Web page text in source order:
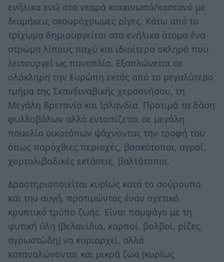
ενήλικα ενώ στα νεαρά κοκκινωπό/καστανό με
διαμήκεις σκουρόχρωμες ρίγες. Κάτω από το
τρίχωμα δημιουργείται στα ενήλικα άτομα ένα
στρώμα λίπους παχύ και ιδιαίτερα σκληρό που
λειτουργεί ως πανοπλία. Εξαπλώνεται σε
ολόκληρη την Ευρώπη εκτός από το μεγαλύτερο
τμήμα της Σκανδιναβικής χερσονήσου, τη
Μεγάλη Βρετανία και Ιρλανδία. Προτιμά τα δάση
φυλλοβόλων αλλά εντοπίζεται σε μεγάλη
ποικιλία οικοτόπων ψάχνοντας την τροφή του
όπως παρόχθιες περιοχές, βοσκότοποι, αγροί,
χορτολιβαδικές εκτάσεις, βαλτότοποι.
Δραστηριοποιείται κυρίως κατά το σούρουπο
και την αυγή, προτιμώντας έναν σχετικά
κρυπτικό τρόπο ζωής. Είναι παμφάγο με τη
φυτική ύλη (βελανίδια, καρποί, βολβοί, ρίζες,
αγρωστώδη) να κυριαρχεί, αλλά
καταναλώνονται και μικρά ζώα (κυρίως